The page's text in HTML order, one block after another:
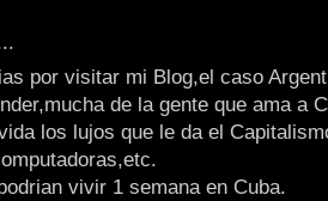
por visitar mi Blog,el caso
de la gente que ama a
los lujos que le da el
vivir 1 semana en Cuba.